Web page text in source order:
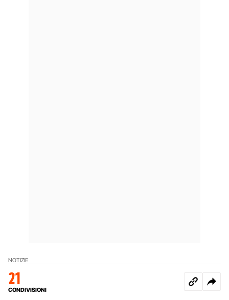
NOTIZIE
21
CONDIVISIONI